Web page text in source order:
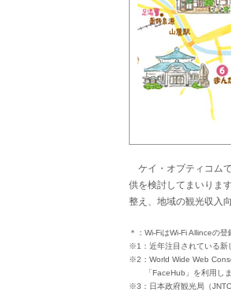
ケイ・オプティコム
供を検討してまいりま
整え、地域の観光収入
＊：Wi-FiはWi-Fi Allinceの登
※1：近年注目されている新
※2：World Wide Web
「FaceHub」を利用しま
※3：日本政府観光局（